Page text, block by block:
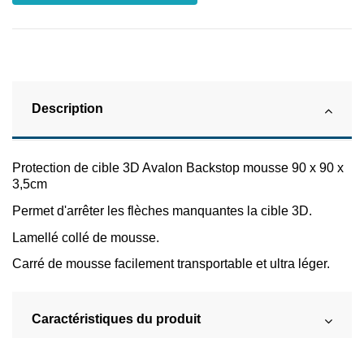
Description
Protection de cible 3D Avalon Backstop mousse 90 x 90 x
3,5cm
Permet d'arrêter les flèches manquantes la cible 3D.
Lamellé collé de mousse.
Carré de mousse facilement transportable et ultra léger.
Caractéristiques du produit